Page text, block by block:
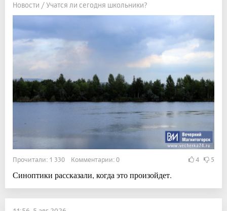
Новости / Учатся ли сегодня школьники?
Прочитали: 1 330 Комментарии: 0 4 5
Синоптики рассказали, когда это произойдет.